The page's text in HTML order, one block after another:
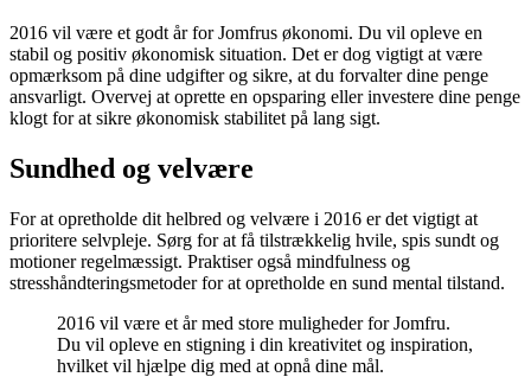
2016 vil være et godt år for Jomfrus økonomi. Du vil opleve en
stabil og positiv økonomisk situation. Det er dog vigtigt at være
opmærksom på dine udgifter og sikre, at du forvalter dine penge
ansvarligt. Overvej at oprette en opsparing eller investere dine penge
klogt for at sikre økonomisk stabilitet på lang sigt.
Sundhed og velvære
For at opretholde dit helbred og velvære i 2016 er det vigtigt at
prioritere selvpleje. Sørg for at få tilstrækkelig hvile, spis sundt og
motioner regelmæssigt. Praktiser også mindfulness og
stresshåndteringsmetoder for at opretholde en sund mental tilstand.
2016 vil være et år med store muligheder for Jomfru.
Du vil opleve en stigning i din kreativitet og inspiration,
hvilket vil hjælpe dig med at opnå dine mål.